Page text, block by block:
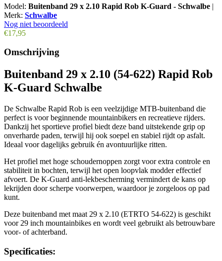
Model: Buitenband 29 x 2.10 Rapid Rob K-Guard - Schwalbe |
Merk: Schwalbe
Nog niet beoordeeld
€17,95
Omschrijving
Buitenband 29 x 2.10 (54-622) Rapid Rob
K-Guard Schwalbe
De Schwalbe Rapid Rob is een veelzijdige MTB-buitenband die
perfect is voor beginnende mountainbikers en recreatieve rijders.
Dankzij het sportieve profiel biedt deze band uitstekende grip op
onverharde paden, terwijl hij ook soepel en stabiel rijdt op asfalt.
Ideaal voor dagelijks gebruik én avontuurlijke ritten.
Het profiel met hoge schoudernoppen zorgt voor extra controle en
stabiliteit in bochten, terwijl het open loopvlak modder effectief
afvoert. De K-Guard anti-lekbescherming vermindert de kans op
lekrijden door scherpe voorwerpen, waardoor je zorgeloos op pad
kunt.
Deze buitenband met maat 29 x 2.10 (ETRTO 54-622) is geschikt
voor 29 inch mountainbikes en wordt veel gebruikt als betrouwbare
voor- of achterband.
Specificaties: